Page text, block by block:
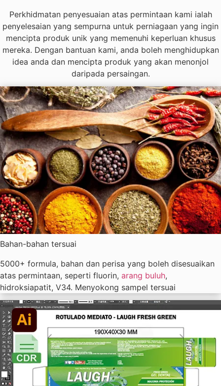
Perkhidmatan penyesuaian atas permintaan kami ialah
penyelesaian yang sempurna untuk perniagaan yang ingin
mencipta produk unik yang memenuhi keperluan khusus
mereka. Dengan bantuan kami, anda boleh menghidupkan
idea anda dan mencipta produk yang akan menonjol
daripada persaingan.
Bahan-bahan tersuai
5000+ formula, bahan dan perisa yang boleh disesuaikan
atas permintaan, seperti fluorin, arang buluh,
hidroksiapatit, V34. Menyokong sampel tersuai